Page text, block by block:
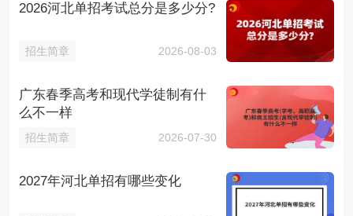
2026河北单招考试总分是多少分?
招生简章 2026-08-03
广东春季高考和现代学徒制有什
么不一样
招生简章 2026-07-30
2027年河北单招有哪些变化